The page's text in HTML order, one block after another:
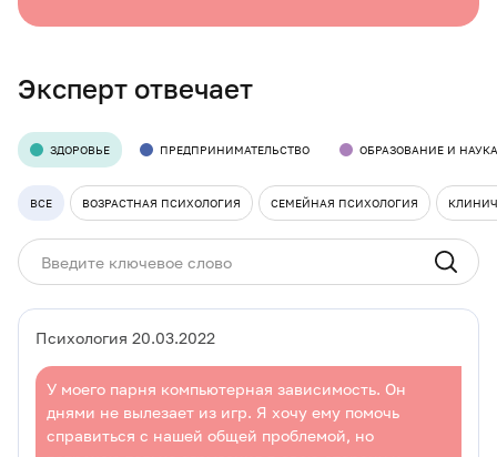
Эксперт отвечает
ЗДОРОВЬЕ ПРЕДПРИНИМАТЕЛЬСТВО ОБРАЗОВАНИЕ И НАУКА
ВСЕ ВОЗРАСТНАЯ ПСИХОЛОГИЯ СЕМЕЙНАЯ ПСИХОЛОГИЯ
Психология 20.03.2022
У моего парня компьютерная зависимость. Он
днями не вылезает из игр. Я хочу ему помочь
справиться с нашей общей проблемой, но